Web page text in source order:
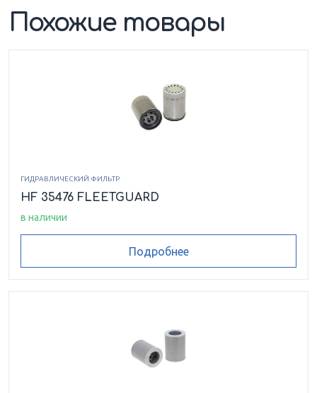
Похожие товары
ГИДРАВЛИЧЕСКИЙ ФИЛЬТР
HF 35476 FLEETGUARD
в наличии
Подробнее